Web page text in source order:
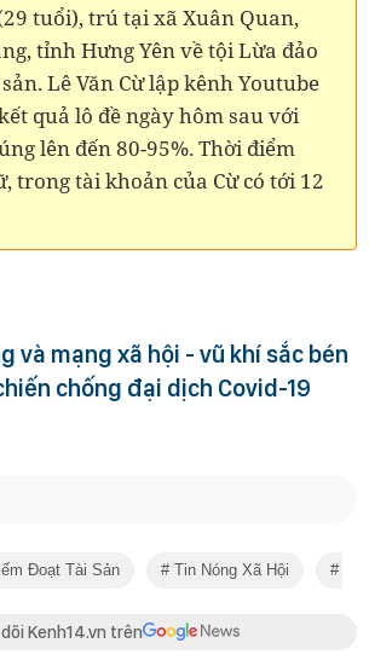
tuổi), trú tại xã Xuân Quan,
tỉnh Hưng Yên về tội Lừa đảo
Lê Văn Cừ lập kênh Youtube
quả lô đề ngày hôm sau với
lên đến 80-95%. Thời điểm
trong tài khoản của Cừ có tới 12
và mạng xã hội - vũ khí sắc bén
chống đại dịch Covid-19
Đoạt Tài Sản Tin Nóng Xã Hội
Kenh14.vn trên